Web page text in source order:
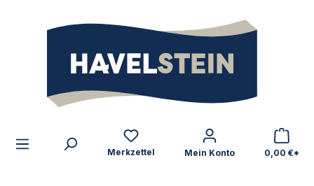
Zum Inhalt
Merkzettel Mein Konto 0,00 €*